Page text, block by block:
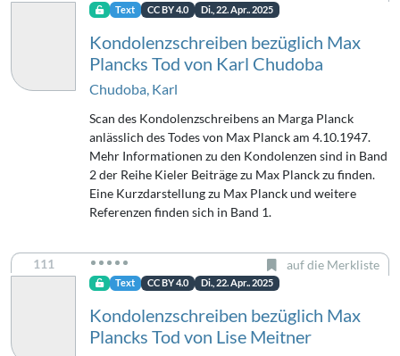
Text CC BY 4.0 Di., 22. Apr.. 2025
Kondolenzschreiben bezüglich Max
Plancks Tod von Karl Chudoba
Chudoba, Karl
Scan des Kondolenzschreibens an Marga Planck
anlässlich des Todes von Max Planck am 4.10.1947.
Mehr Informationen zu den Kondolenzen sind in Band
2 der Reihe Kieler Beiträge zu Max Planck zu finden.
Eine Kurzdarstellung zu Max Planck und weitere
Referenzen finden sich in Band 1.
111 auf die Merkliste
Text CC BY 4.0 Di., 22. Apr.. 2025
Kondolenzschreiben bezüglich Max
Plancks Tod von Lise Meitner